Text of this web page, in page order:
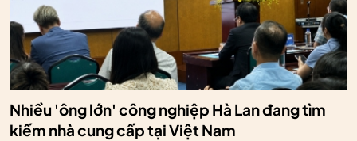
Nhiều 'ông lớn' công nghiệp Hà Lan đang tìm
kiếm nhà cung cấp tại Việt Nam